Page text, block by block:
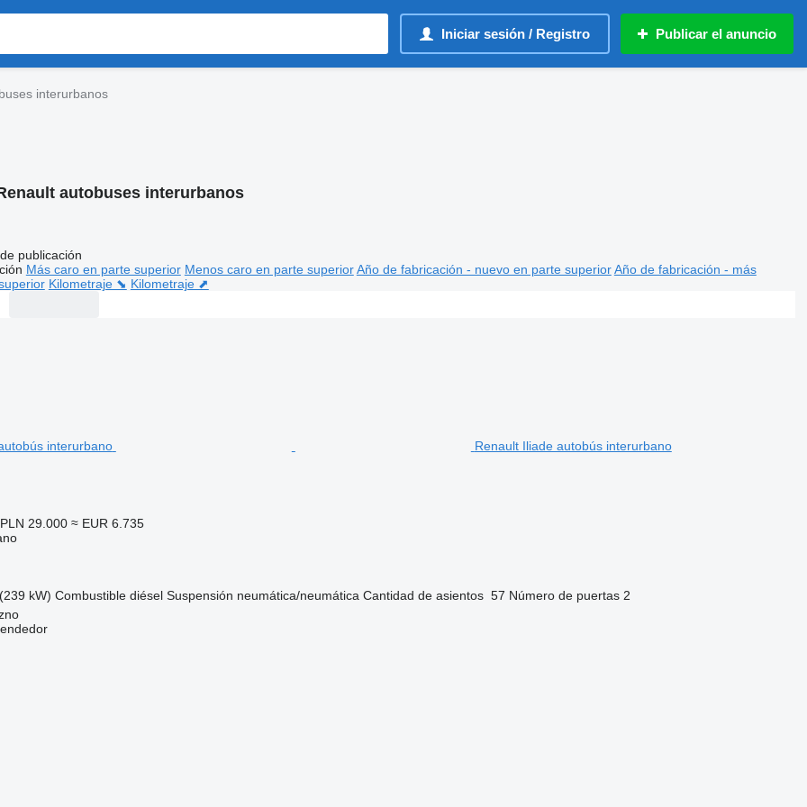
Iniciar sesión / Registro Publicar el anuncio
interurbanos
autobuses interurbanos
publicación
Más caro en parte superior Menos caro en parte superior Año de fabricación - nuevo en parte superior Año de fabricación - más
Kilometraje ⬊ Kilometraje ⬈
Renault Iliade autobús interurbano
PLN 29.000 ≈ EUR 6.735
kW) Combustible diésel Suspensión neumática/neumática Cantidad de asientos 57 Número de puertas 2